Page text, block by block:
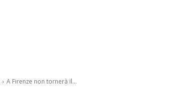
A Firenze non tornerà il...